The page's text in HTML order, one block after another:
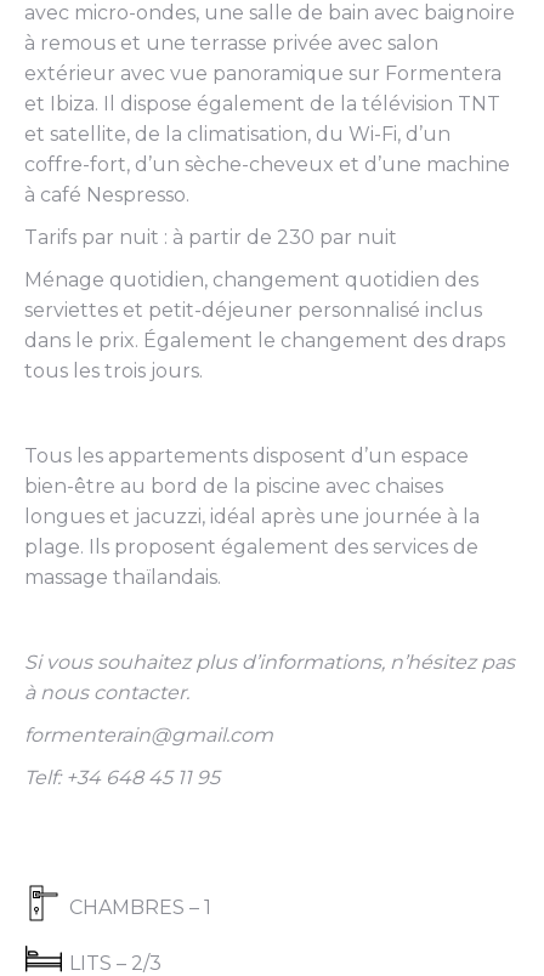
avec micro-ondes, une salle de bain avec baignoire
à remous et une terrasse privée avec salon
extérieur avec vue panoramique sur Formentera
et Ibiza. Il dispose également de la télévision TNT
et satellite, de la climatisation, du Wi-Fi, d’un
coffre-fort, d’un sèche-cheveux et d’une machine
à café Nespresso.
Tarifs par nuit : à partir de 230 par nuit
Ménage quotidien, changement quotidien des
serviettes et petit-déjeuner personnalisé inclus
dans le prix. Également le changement des draps
tous les trois jours.
Tous les appartements disposent d’un espace
bien-être au bord de la piscine avec chaises
longues et jacuzzi, idéal après une journée à la
plage. Ils proposent également des services de
massage thaïlandais.
Si vous souhaitez plus d’informations, n’hésitez pas
à nous contacter.
formenterain@gmail.com
Telf: +34 648 45 11 95
CHAMBRES – 1
LITS – 2/3